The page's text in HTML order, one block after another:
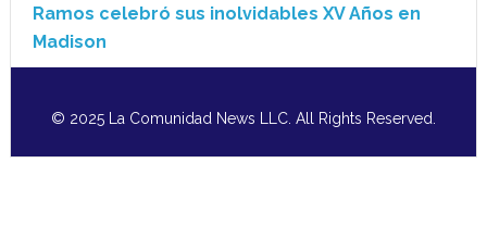
Ramos celebró sus inolvidables XV Años en
Madison
© 2025 La Comunidad News LLC. All Rights Reserved.